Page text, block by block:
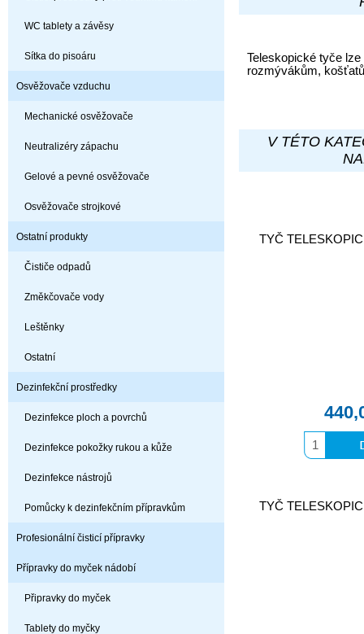
WC tablety a závěsy
Sítka do pisoáru
Osvěžovače vzduchu
Mechanické osvěžovače
Neutralizéry zápachu
Gelové a pevné osvěžovače
Osvěžovače strojkové
Ostatní produkty
Čističe odpadů
Změkčovače vody
Leštěnky
Ostatní
Dezinfekční prostředky
Dezinfekce ploch a povrchů
Dezinfekce pokožky rukou a kůže
Dezinfekce nástrojů
Pomůcky k dezinfekčním přípravkům
Profesionální čisticí přípravky
Přípravky do myček nádobí
Připravky do myček
Tablety do myčky
Teleskopické tyče
rozmývákům,
V TÉTO
TYČ
TYČ